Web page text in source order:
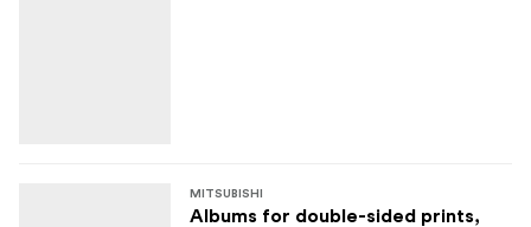
MITSUBISHI
Albums for double-sided prints,